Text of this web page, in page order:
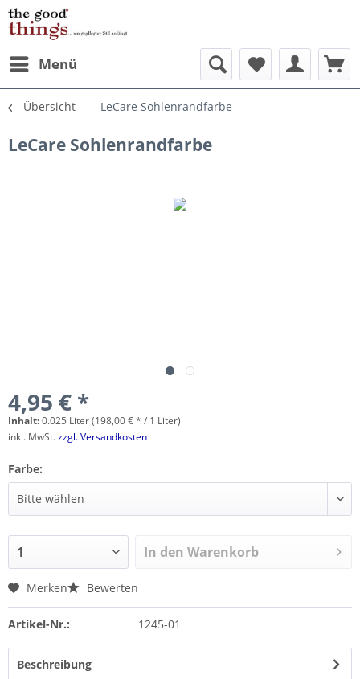
Menü
Übersicht LeCare Sohlenrandfarbe
LeCare Sohlenrandfarbe
4,95 € *
Inhalt:0.025 Liter (198,00 € * / 1 Liter)
inkl. MwSt.zzgl. Versandkosten
Farbe:
In den Warenkorb
Merken Bewerten
Artikel-Nr.: 1245-01
Beschreibung